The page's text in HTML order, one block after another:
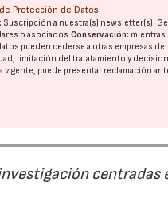
Protección de Datos
Suscripción a nuestra(s) newsletter(s).
o asociados.Conservación: mientras
pueden cederse a otras empresas
limitación del tratatamiento y
vigente, puede presentar reclamación